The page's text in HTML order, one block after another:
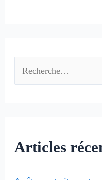
e
Articles